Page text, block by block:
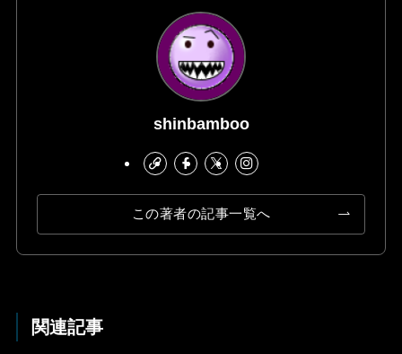
shinbamboo
この著者の記事一覧へ
関連記事